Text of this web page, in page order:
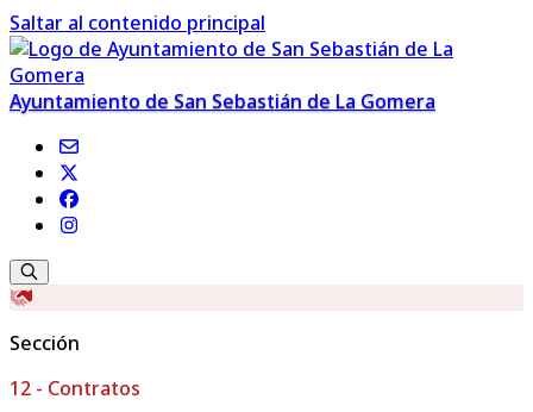
Saltar al contenido principal
Ayuntamiento de San Sebastián de La Gomera
Sección
12 - Contratos